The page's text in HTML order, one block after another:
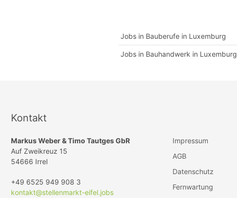
Jobs in Bauberufe in Luxemburg
Jobs in Bauhandwerk in Luxemburg
Kontakt
Markus Weber & Timo Tautges GbR
Auf Zweikreuz 15
54666 Irrel
+49 6525 949 908 3
kontakt@stellenmarkt-eifel.jobs
Impressum
AGB
Datenschutz
Fernwartung